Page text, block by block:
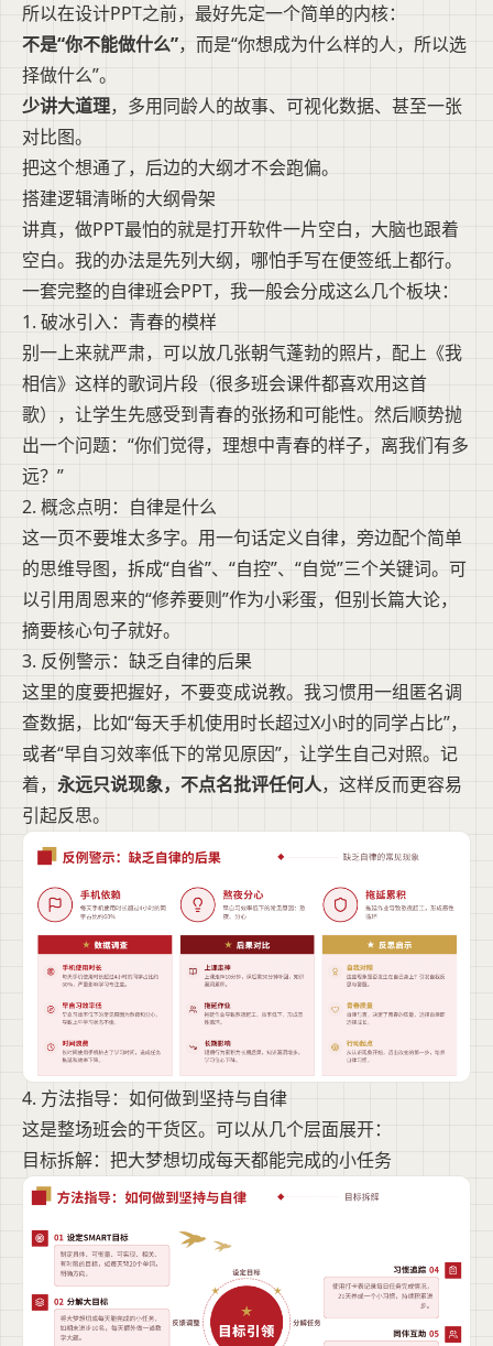
所以在设计PPT之前，最好先定一个简单的内核：
不是“你不能做什么”，而是“你想成为什么样的人，所以选
择做什么”。
少讲大道理，多用同龄人的故事、可视化数据、甚至一张
对比图。
把这个想通了，后边的大纲才不会跑偏。
搭建逻辑清晰的大纲骨架
讲真，做PPT最怕的就是打开软件一片空白，大脑也跟着
空白。我的办法是先列大纲，哪怕手写在便签纸上都行。
一套完整的自律班会PPT，我一般会分成这么几个板块：
1. 破冰引入：青春的模样
别一上来就严肃，可以放几张朝气蓬勃的照片，配上《我
相信》这样的歌词片段（很多班会课件都喜欢用这首
歌），让学生先感受到青春的张扬和可能性。然后顺势抛
出一个问题：“你们觉得，理想中青春的样子，离我们有多
远？”
2. 概念点明：自律是什么
这一页不要堆太多字。用一句话定义自律，旁边配个简单
的思维导图，拆成“自省”、“自控”、“自觉”三个关键词。可
以引用周恩来的“修养要则”作为小彩蛋，但别长篇大论，
摘要核心句子就好。
3. 反例警示：缺乏自律的后果
这里的度要把握好，不要变成说教。我习惯用一组匿名调
查数据，比如“每天手机使用时长超过X小时的同学占比”，
或者“早自习效率低下的常见原因”，让学生自己对照。记
着， 永远只说现象，不点名批评任何人，这样反而更容易
引起反思。
4. 方法指导：如何做到坚持与自律
这是整场班会的干货区。可以从几个层面展开：
目标拆解：把大梦想切成每天都能完成的小任务